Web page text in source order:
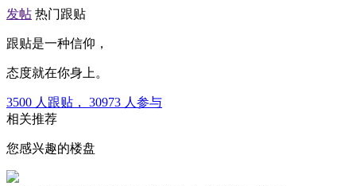
发帖 热门跟贴
跟贴是一种信仰，
态度就在你身上。
3500 人跟贴， 30973 人参与
相关推荐
您感兴趣的楼盘